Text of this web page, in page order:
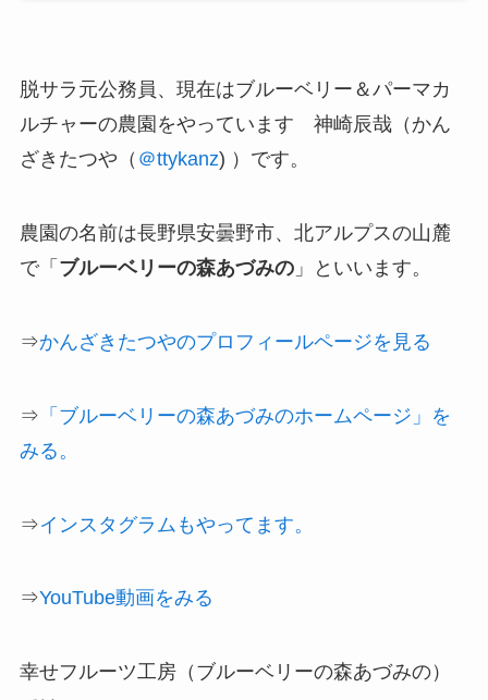
脱サラ元公務員、現在はブルーベリー＆パーマカ
ルチャーの農園 をやっています 神崎辰哉（かん
ざきたつや（ ＠ttykanz) ）です。
農園の名前は長野県安曇野市、北アルプスの山麓
で「 ブルーベリーの森あづみの」といいます。
⇒かんざきたつやのプロフィールページを見る
⇒ 「ブルーベリーの森あづみのホームページ」を
みる。
⇒インスタグラムもやってます。
⇒YouTube動画をみる
幸せフルーツ工房（ブルーベリーの森あづみの）